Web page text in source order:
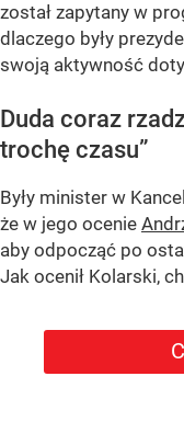
został zapytany w
dlaczego były
swoją aktywność
Duda coraz
trochę czasu”
Były minister w
że w jego ocenie
aby odpocząć po
Jak ocenił Kolarski,